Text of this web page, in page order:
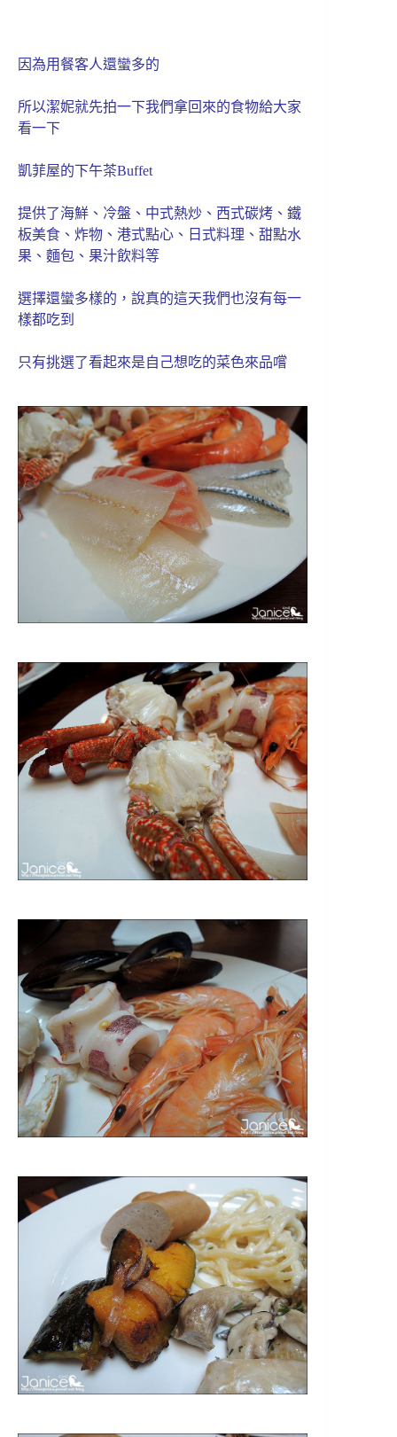
因為用餐客人還蠻多的
所以潔妮就先拍一下我們拿回來的食物給大家
看一下
凱菲屋的下午茶Buffet
提供了海鮮、冷盤、中式熱炒、西式碳烤、鐵
板美食、炸物、港式點心、日式料理、甜點水
果、麵包、果汁飲料等
選擇還蠻多樣的，說真的這天我們也沒有每一
樣都吃到
只有挑選了看起來是自己想吃的菜色來品嚐